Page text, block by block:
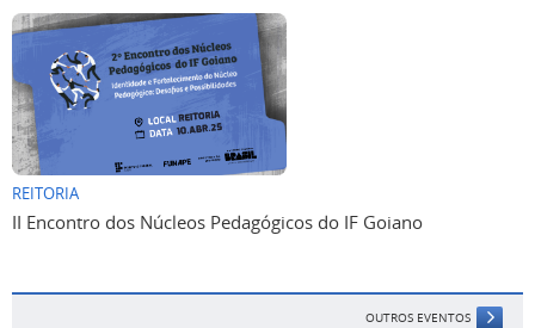
REITORIA
II Encontro dos Núcleos Pedagógicos do IF Goiano
OUTROS EVENTOS